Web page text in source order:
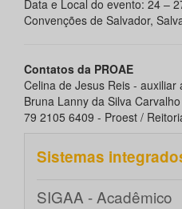
Data e Local do evento: 24 –
Convenções de Salvador,
Contatos da PROAE
Celina de Jesus Reis - auxiliar
Bruna Lanny da Silva
79 2105 6409 - Proest /
Sistemas
SIGAA - Acadêmico